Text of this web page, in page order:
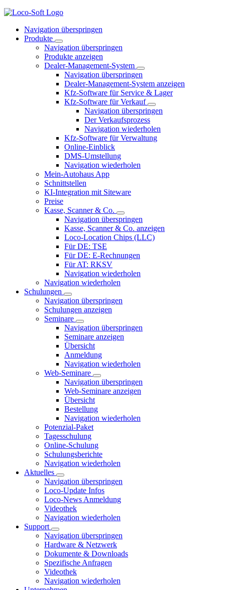
Navigation überspringen
Produkte
Navigation überspringen
Produkte anzeigen
Dealer-Management-System
Navigation überspringen
Dealer-Management-System anzeigen
Kfz-Software für Service & Lager
Kfz-Software für Verkauf
Navigation überspringen
Der Verkaufsprozess
Navigation wiederholen
Kfz-Software für Verwaltung
Online-Einblick
DMS-Umstellung
Navigation wiederholen
Mein-Autohaus App
Schnittstellen
KI-Integration mit Siteware
Preise
Kasse, Scanner & Co.
Navigation überspringen
Kasse, Scanner & Co. anzeigen
Loco-Location Chips (LLC)
Für DE: TSE
Für DE: E-Rechnungen
Für AT: RKSV
Navigation wiederholen
Navigation wiederholen
Schulungen
Navigation überspringen
Schulungen anzeigen
Seminare
Navigation überspringen
Seminare anzeigen
Übersicht
Anmeldung
Navigation wiederholen
Web-Seminare
Navigation überspringen
Web-Seminare anzeigen
Übersicht
Bestellung
Navigation wiederholen
Potenzial-Paket
Tagesschulung
Online-Schulung
Schulungsberichte
Navigation wiederholen
Aktuelles
Navigation überspringen
Loco-Update Infos
Loco-News Anmeldung
Videothek
Navigation wiederholen
Support
Navigation überspringen
Hardware & Netzwerk
Dokumente & Downloads
Spezifische Anfragen
Videothek
Navigation wiederholen